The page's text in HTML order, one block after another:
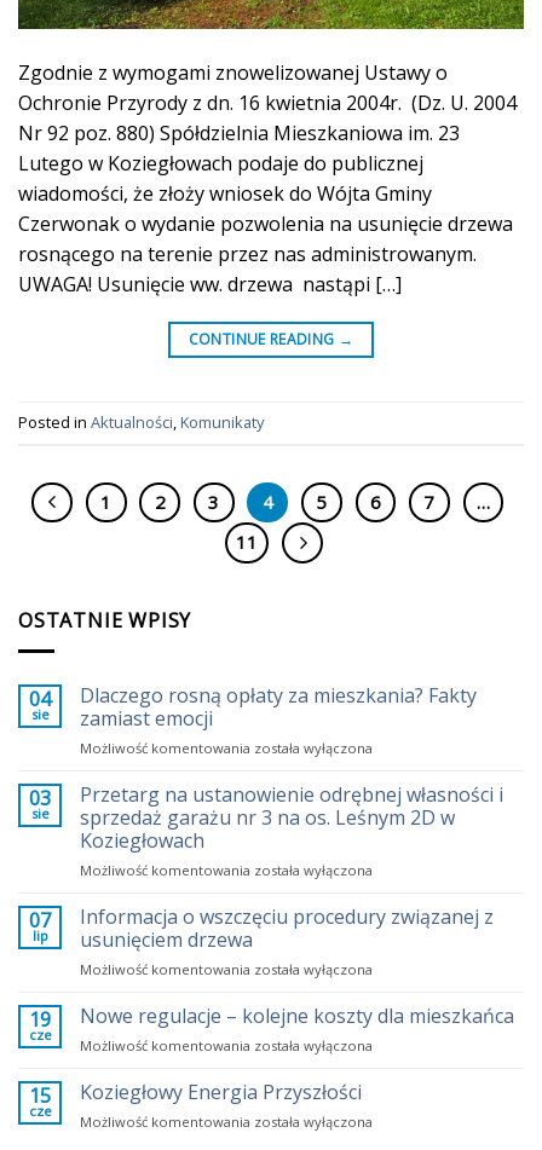
Zgodnie z wymogami znowelizowanej Ustawy o
Ochronie Przyrody z dn. 16 kwietnia 2004r. (Dz. U. 2004
Nr 92 poz. 880) Spółdzielnia Mieszkaniowa im. 23
Lutego w Koziegłowach podaje do publicznej
wiadomości, że złoży wniosek do Wójta Gminy
Czerwonak o wydanie pozwolenia na usunięcie drzewa
rosnącego na terenie przez nas administrowanym.
UWAGA! Usunięcie ww. drzewa nastąpi […]
CONTINUE READING →
Posted in Aktualności,Komunikaty
1 2 3 4 5 6 7
…
11
OSTATNIE WPISY
04
sie
Dlaczego rosną opłaty za mieszkania? Fakty
zamiast emocji
Możliwość komentowania Dlaczego
opłaty
za
mieszkania?
zamiast
została wyłączona
03
sie
Przetarg na ustanowienie odrębnej własności i
sprzedaż garażu nr 3 na os. Leśnym 2D w
Koziegłowach
Możliwość komentowania Przetarg
ustanowienie
odrębnej
i
garażu
3
os.
Leśnym
została wyłączona
07
lip
Informacja o wszczęciu procedury związanej z
usunięciem drzewa
Możliwość komentowania Informacja
wszczęciu
procedury
związanej
usunięciem
została wyłączona
19
cze
Nowe regulacje – kolejne koszty dla mieszkańca
Możliwość komentowania Nowe
–
kolejne
koszty
została wyłączona
15
cze
Koziegłowy Energia Przyszłości
Możliwość komentowania Koziegłowy
została wyłączona